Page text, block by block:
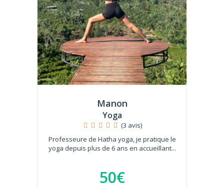
Manon
Yoga
(3 avis)
Professeure de Hatha yoga, je pratique le
yoga depuis plus de 6 ans en accueillant...
50€